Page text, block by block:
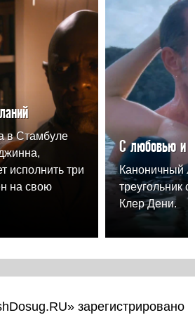
в Стамбуле
исполнить три
на свою
С любовью и
Каноничный
треугольник
Клер Дени.
зарегистрировано